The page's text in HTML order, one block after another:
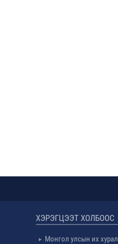
ХЭРЭГЦЭЭТ ХОЛБООС
Монгол улсын их хурал